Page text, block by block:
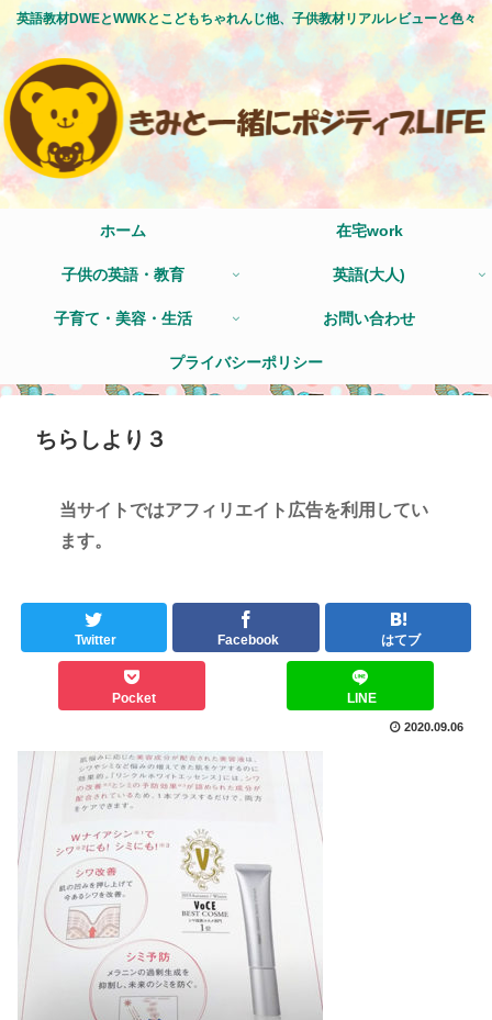
英語教材DWEとWWKとこどもちゃれんじ他、子供教材リアルレビューと色々
ホーム 在宅work
子供の英語・教育 英語(大人)
子育て・美容・生活 お問い合わせ
プライバシーポリシー
ちらしより３
当サイトではアフィリエイト広告を利用してい
ます。
Twitter Facebook はてブ
Pocket LINE
2020.09.06